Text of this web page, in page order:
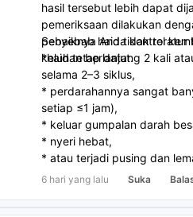
hasil tersebut lebih dapat
pemeriksaan dilakukan
penyebab haid tidak teratur
keluhan berlanjut.
Sebaiknya Anda kontrol
*haid tetap datang 2 kali
selama 2–3 siklus,
* perdarahannya sangat
setiap ≤1 jam),
* keluar gumpalan darah
* nyeri hebat,
* atau terjadi pusing dan
6 hari yang lalu Suka